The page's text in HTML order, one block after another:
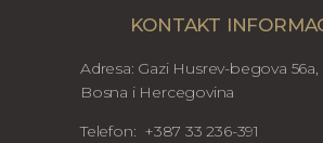
KONTAKT
Adresa: Gazi Husrev-begova 56a,
Bosna i Hercegovina
Telefon: +387 33 236-391